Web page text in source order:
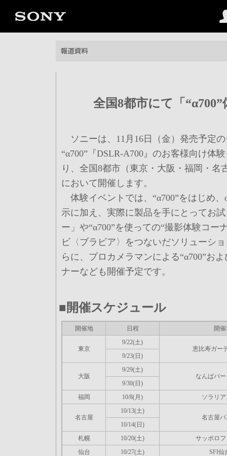
全国8都市にて「
ソニーは、11月16日（金）発売予定
“α700”『DSLR-A700』のお客様向け体
り、全国8都市（東京・大阪・福岡・
において開催します。
体験イベントでは、“α700”をはじめ
示に加え、実際に製品を手にとってお
ー」や“α700”を使っての“撮影体験コー
ビ〈ブラビア〉をつないだソリューシ
らに、プロカメラマンによる“α700”お
ナーなども開催予定です。
■開催スケジュール
開催地 日程 開
東京
9/22(土)
恵比寿ガー
9/23(日)
大阪
9/29(土)
なんばパ
9/30(日)
福岡
10/8(月) ソラリ
名古屋
10/13(土)
名古屋
10/14(日)
札幌
10/20(土)
サッポロ
仙台
10/27(土)
SFI仙